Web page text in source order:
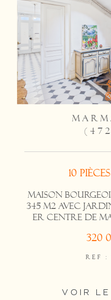
10
Maison
345 m2 avec
er centre de
320
REF :
VOIR